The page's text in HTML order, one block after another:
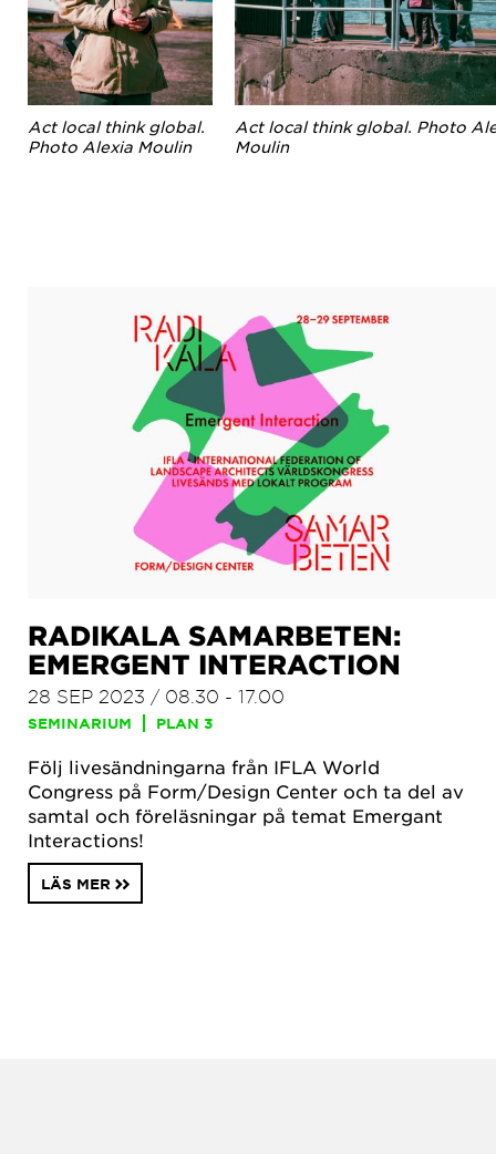
Act local think global.
Photo Alexia Moulin
Act local think global. Photo
Moulin
RADIKALA SAMARBETEN:
EMERGENT INTERACTION
28 SEP 2023 / 08.30 - 17.00
SEMINARIUM PLAN 3
Följ livesändningarna från IFLA World
Congress på Form/Design Center och ta del av
samtal och föreläsningar på temat Emergant
Interactions!
LÄS MER